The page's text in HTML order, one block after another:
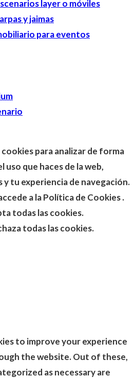
layer o móviles
y jaimas
para eventos
para analizar de forma
uso que haces de la web,
tu experiencia de navegación.
a la Política de Cookies .
todas las cookies.
todas las cookies.
to improve your experience
the website. Out of these,
as necessary are